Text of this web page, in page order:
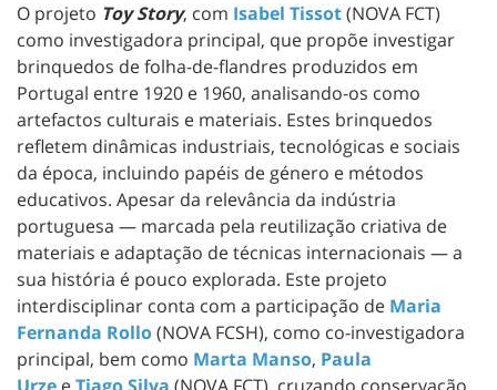
O projeto Toy Story, com Isabel Tissot(NOVA FCT)
como investigadora principal, que propõe investigar
brinquedos de folha-de-flandres produzidos em
Portugal entre 1920 e 1960, analisando-os como
artefactos culturais e materiais. Estes brinquedos
refletem dinâmicas industriais, tecnológicas e sociais
da época, incluindo papéis de género e métodos
educativos. Apesar da relevância da indústria
portuguesa — marcada pela reutilização criativa de
materiais e adaptação de técnicas internacionais — a
sua história é pouco explorada. Este projeto
interdisciplinar conta com a participação de Maria
Fernanda Rollo(NOVA FCSH), como co-investigadora
principal, bem como Marta Manso, Paula